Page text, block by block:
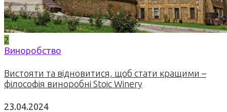
2
Виноробство
Вистояти та відновитися, щоб стати кращими –
філософія виноробні Stoic Winery
23.04.2024